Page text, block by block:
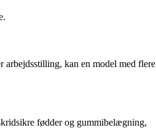
kan en model med flere
fødder og gummibelægning,